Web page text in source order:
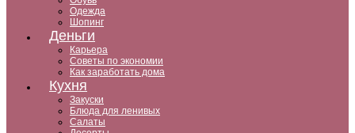
Одежда
Шопинг
Деньги
Карьера
Советы по экономии
Как заработать дома
Кухня
Закуски
Блюда для ленивых
Салаты